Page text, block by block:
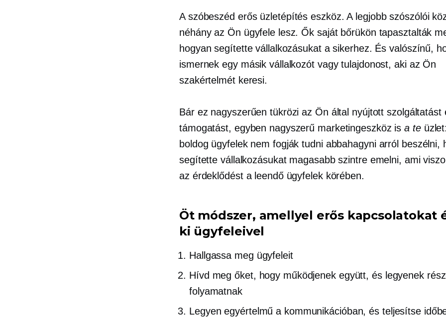
A szóbeszéd erős üzletépítés eszköz. A legjobb szószólói
néhány az Ön ügyfele lesz. Ők saját bőrükön tapasztalták
hogyan segítette vállalkozásukat a sikerhez. És valószínű,
ismernek egy másik vállalkozót vagy tulajdonost, aki az Ön
szakértelmét keresi.
Bár ez nagyszerűen tükrözi az Ön által nyújtott szolgáltatást
támogatást, egyben nagyszerű marketingeszköz isa te
boldog ügyfelek nem fogják tudni abbahagyni arról beszélni,
segítette vállalkozásukat magasabb szintre emelni, ami
az érdeklődést a leendő ügyfelek körében.
Öt módszer, amellyel erős kapcsolatokat
ki ügyfeleivel
Hallgassa meg ügyfeleit
Hívd meg őket, hogy működjenek együtt, és legyenek
folyamatnak
Legyen egyértelmű a kommunikációban, és teljesítse